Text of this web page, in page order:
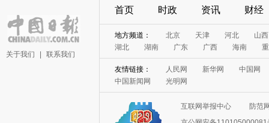
关于我们 联系我们
首页 时政 资讯 财经
地方频道： 北京 天津 河北
山西
湖北
湖南 广东 广西 海南
友情链接： 人民网 新华网
中国网
中国新闻网
光明网
互联网举报中心
防范